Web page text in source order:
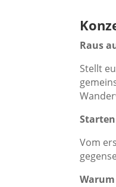
Raus
Stellt
Vom